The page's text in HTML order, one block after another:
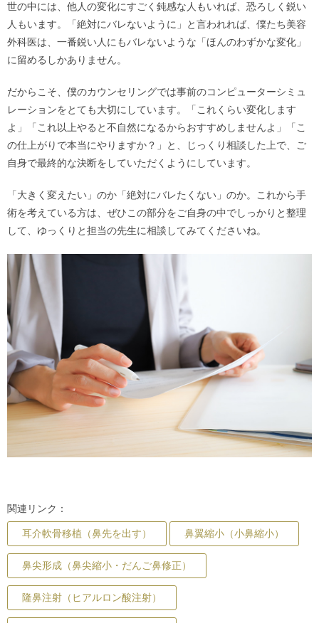
世の中には、他人の変化にすごく鈍感な人もいれば、恐ろしく鋭い
人もいます。「絶対にバレないように」と言われれば、僕たち美容
外科医は、一番鋭い人にもバレないような「ほんのわずかな変化」
に留めるしかありません。
だからこそ、僕のカウンセリングでは事前のコンピューターシミュ
レーションをとても大切にしています。「これくらい変化します
よ」「これ以上やると不自然になるからおすすめしませんよ」「こ
の仕上がりで本当にやりますか？」と、じっくり相談した上で、ご
自身で最終的な決断をしていただくようにしています。
「大きく変えたい」のか「絶対にバレたくない」のか。これから手
術を考えている方は、ぜひこの部分をご自身の中でしっかりと整理
して、ゆっくりと担当の先生に相談してみてくださいね。
関連リンク：
耳介軟骨移植（鼻先を出す） 鼻翼縮小（小鼻縮小）
鼻尖形成（鼻尖縮小・だんご鼻修正）
隆鼻注射（ヒアルロン酸注射）